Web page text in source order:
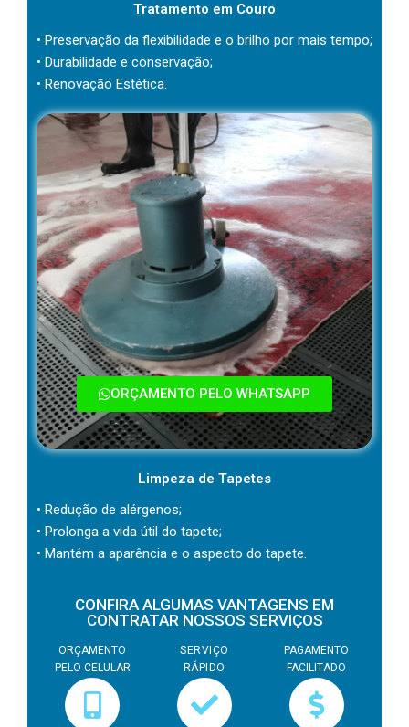
Tratamento em Couro
• Preservação da flexibilidade e o brilho por mais tempo;
• Durabilidade e conservação;
• Renovação Estética.
ORÇAMENTO PELO WHATSAPP
Limpeza de Tapetes
• Redução de alérgenos;
• Prolonga a vida útil do tapete;
• Mantém a aparência e o aspecto do tapete.
CONFIRA ALGUMAS VANTAGENS EM
CONTRATAR NOSSOS SERVIÇOS
ORÇAMENTO
PELO CELULAR
SERVIÇO
RÁPIDO
PAGAMENTO
FACILITADO